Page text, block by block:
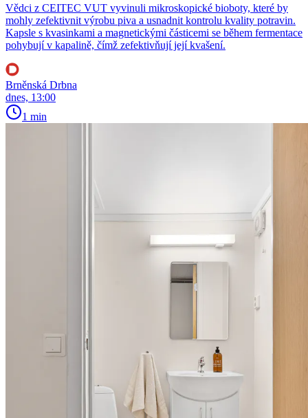
Vědci z CEITEC VUT vyvinuli mikroskopické bioboty, které by
mohly zefektivnit výrobu piva a usnadnit kontrolu kvality potravin.
Kapsle s kvasinkami a magnetickými částicemi se během fermentace
pohybují v kapalině, čímž zefektivňují její kvašení.
Brněnská Drbna
dnes, 13:00
1 min